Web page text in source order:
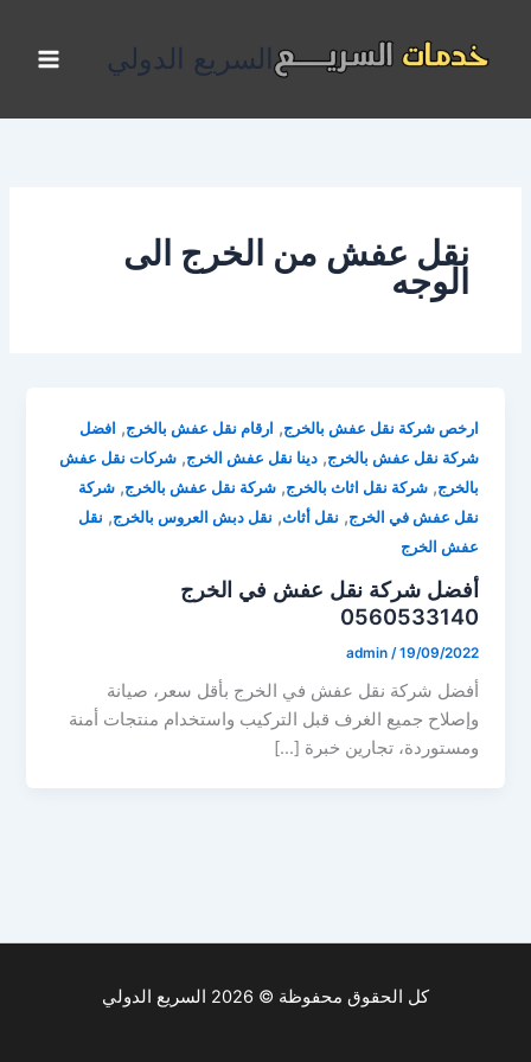
المحتوى
السريع الدولي
نقل عفش من الخرج الى
الوجه
ارخص شركة نقل عفش بالخرج, ارقام نقل عفش بالخرج, افضل
شركة نقل عفش بالخرج,دينا نقل عفش الخرج,شركات نقل عفش
بالخرج,شركة نقل اثاث بالخرج,شركة نقل عفش بالخرج,شركة
نقل عفش في الخرج, نقل أثاث, نقل دبش العروس بالخرج, نقل
عفش الخرج
أفضل شركة نقل عفش في الخرج
0560533140
admin /19/09/2022
أفضل شركة نقل عفش في الخرج بأقل سعر، صيانة
وإصلاح جميع الغرف قبل التركيب واستخدام منتجات أمنة
ومستوردة، تجارين خبرة […]
كل الحقوق محفوظة © 2026 السريع الدولي